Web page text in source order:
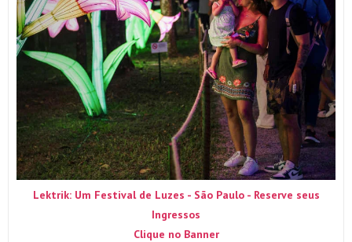
Lektrik: Um Festival de Luzes - São Paulo - Reserve seus
Ingressos
Clique no Banner